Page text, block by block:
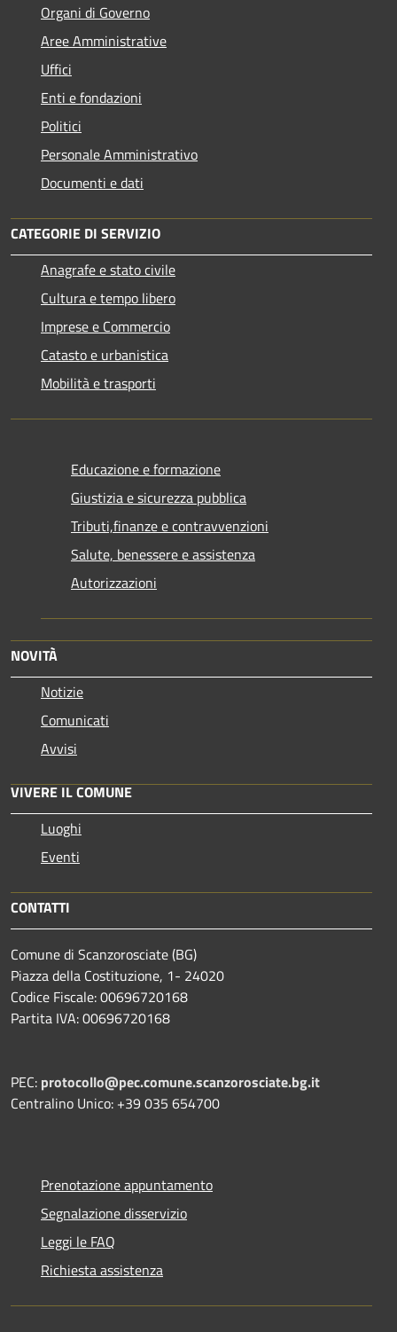
Organi di Governo
Aree Amministrative
Uffici
Enti e fondazioni
Politici
Personale Amministrativo
Documenti e dati
CATEGORIE DI SERVIZIO
Anagrafe e stato civile
Cultura e tempo libero
Imprese e Commercio
Catasto e urbanistica
Mobilità e trasporti
Educazione e formazione
Giustizia e sicurezza pubblica
Tributi,finanze e contravvenzioni
Salute, benessere e assistenza
Autorizzazioni
NOVITÀ
Notizie
Comunicati
Avvisi
VIVERE IL COMUNE
Luoghi
Eventi
CONTATTI
Comune di Scanzorosciate (BG)
Piazza della Costituzione, 1- 24020
Codice Fiscale: 00696720168
Partita IVA: 00696720168
PEC: protocollo@pec.comune.scanzorosciate.bg.it
Centralino Unico: +39 035 654700
Prenotazione appuntamento
Segnalazione disservizio
Leggi le FAQ
Richiesta assistenza